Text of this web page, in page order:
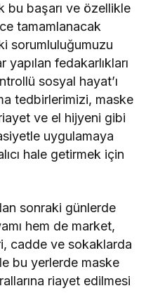
bu başarı ve özellikle
tamamlanacak
sorumluluğumuzu
yapılan fedakarlıkları
sosyal hayat’ı
tedbirlerimizi, maske
ve el hijyeni gibi
uygulamaya
hale getirmek için
sonraki günlerde
hem de market,
cadde ve sokaklarda
bu yerlerde maske
riayet edilmesi